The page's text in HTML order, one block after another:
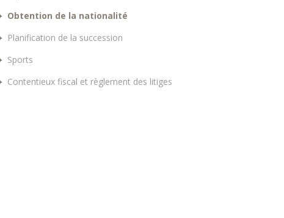
Obtention de la nationalité
Planification de la succession
Sports
Contentieux fiscal et règlement des litiges